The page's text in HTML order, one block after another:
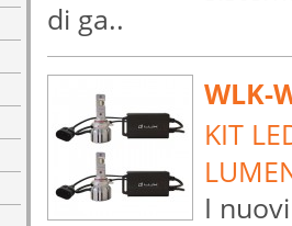
di ga..
WLK-
KIT
I